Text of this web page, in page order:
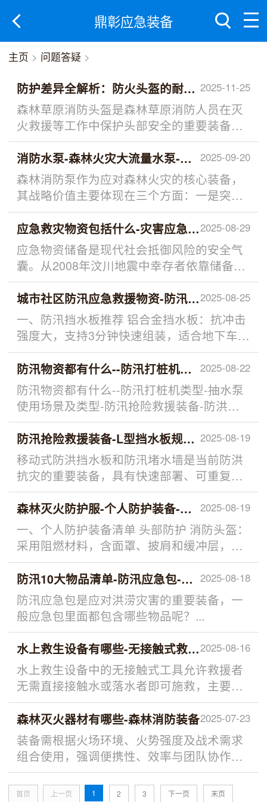
鼎彰应急装备
主页 > 问题答疑 >
2025-11-25
防护差异全解析：防火头盔的耐高温VS救援头盔的
森林草原消防头盔是森林草原消防人员在灭
火救援等工作中保护头部安全的重要装备。
在森林草原灭火救援现场，可防止消防人员
头部受到火焰、热气、烟...
2025-09-20
消防水泵-森林火灾大流量水泵-四缸柱塞泵-山地
森林消防泵作为应对森林火灾的核心装备，
其战略价值主要体现在三个方面：一是突破
传统灭火方式的地理限制，通过高压输水技
术快速构建防火隔离带，...
2025-08-29
应急救灾物资包括什么-灾害应急储备物资六大类
应急物资储备是现代社会抵御风险的安全气
囊。从2008年汶川地震中幸存者依靠储备物
资坚持获救，到2023年土耳其地震时国际救
援队优先调拨分类物资的案...
2025-08-25
城市社区防汛应急救援物资-防汛沙袋-防水抗旱水
一、防汛挡水板推荐 铝合金挡水板：抗冲击
强度大，支持3分钟快速组装，适合地下车库
等关键区域。 L型塑料挡水板：遇水不倒，
可阻挡0.5米高水量，运输...
2025-08-22
防汛物资都有什么--防汛打桩机类型-抽水泵使用
防汛物资都有什么--防汛打桩机类型-抽水泵
使用场景及类型-防汛抢险救援装备-防洪排
涝设备...
2025-08-19
防汛抢险救援装备-L型挡水板规格-堵水式挡水墙
移动式防洪挡水板和防汛堵水墙是当前防洪
抗灾的重要装备，具有快速部署、可重复使
用、适应性强等特点。 1. 产品类型与特点 快
速折叠式：部分产品可...
2025-08-19
森林灭火防护服-个人防护装备-森林灭火装备-森
一、个人防护装备清单 头部防护 消防头盔：
采用阻燃材料，含面罩、披肩和缓冲层，可
抵抗冲击和高温（如鼎彰大禹的森林防火头
盔）。 头灯：佩戴于头...
2025-08-18
防汛10大物品清单-防汛应急包-防汛组合工具包
防汛应急包是应对洪涝灾害的重要装备，一
般应急包里面都包含哪些物品呢？...
2025-08-16
水上救生设备有哪些-无接触式救生工具
水上救生设备中的无接触式工具允许救援者
无需直接接触水或落水者即可施救，主要包
括传统手动工具和现代智能设备两大类。
一、传统无接触式救生工具...
2025-07-23
森林灭火器材有哪些-森林消防装备
装备需根据火场环境、火势强度及战术需求
组合使用，强调便携性、效率与团队协作。
各类工具的定期维护（如油锯保养、水枪密
封检查、组合工具防锈）...
首页 上一页 1 2 3 下一页 末页